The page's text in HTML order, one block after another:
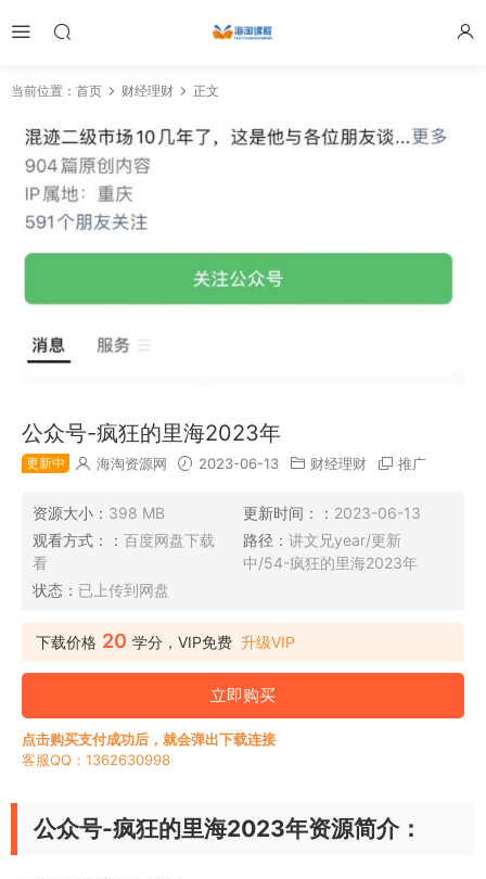
当前位置： 首页 财经理财 正文
公众号-疯狂的里海2023年
更新中 海淘资源网 2023-06-13 财经理财 推广
资源大小： 398 MB 更新时间：： 2023-06-13
观看方式：： 百度网盘下载
看
路径： 讲文兄year/更新
中/54-疯狂的里海2023年
状态： 已上传到网盘
下载价格 20 学分，VIP免费 升级VIP
立即购买
点击购买支付成功后，就会弹出下载连接
客服QQ：1362630998
公众号-疯狂的里海2023年资源简介：